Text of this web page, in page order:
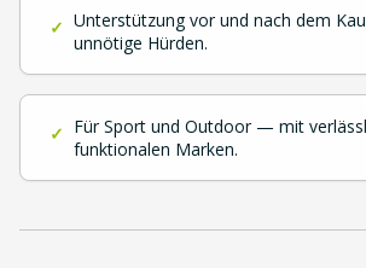
✓ Unterstützung vor und nach dem
unnötige Hürden.
✓ Für Sport und Outdoor — mit
funktionalen Marken.